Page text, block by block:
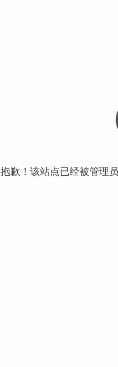
抱歉！该站点已经被管理